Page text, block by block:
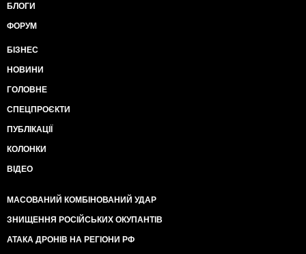
БЛОГИ
ФОРУМ
БІЗНЕС
НОВИНИ
ГОЛОВНЕ
СПЕЦПРОЄКТИ
ПУБЛІКАЦІЇ
КОЛОНКИ
ВІДЕО
МАСОВАНИЙ КОМБІНОВАНИЙ УДАР
ЗНИЩЕННЯ РОСІЙСЬКИХ ОКУПАНТІВ
АТАКА ДРОНІВ НА РЕГІОНИ РФ